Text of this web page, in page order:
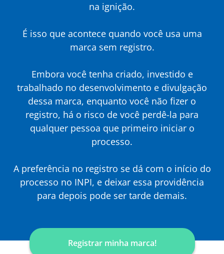
na ignição.
É isso que acontece quando você usa uma
marca sem registro.
Embora você tenha criado, investido e
trabalhado no desenvolvimento e divulgação
dessa marca, enquanto você não fizer o
registro, há o risco de você perdê-la para
qualquer pessoa que primeiro iniciar o
processo.
A preferência no registro se dá com o início do
processo no INPI, e deixar essa providência
para depois pode ser tarde demais.
Registrar minha marca!